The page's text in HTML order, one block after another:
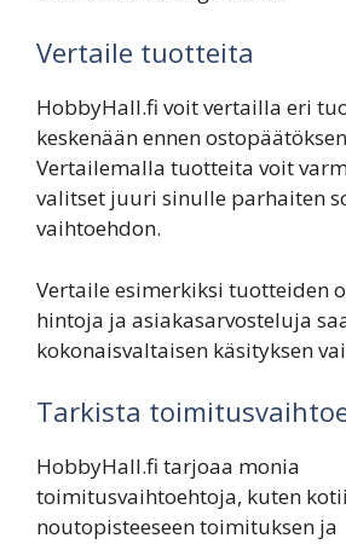
Vertaile tuotteita
HobbyHall.fi voit vertailla eri
keskenään ennen
Vertailemalla tuotteita voit
valitset juuri sinulle parhaiten
vaihtoehdon.
Vertaile esimerkiksi tuotteiden
hintoja ja asiakasarvosteluja
kokonaisvaltaisen käsityksen
Tarkista
HobbyHall.fi tarjoaa monia
toimitusvaihtoehtoja, kuten
noutopisteeseen toimituksen ja